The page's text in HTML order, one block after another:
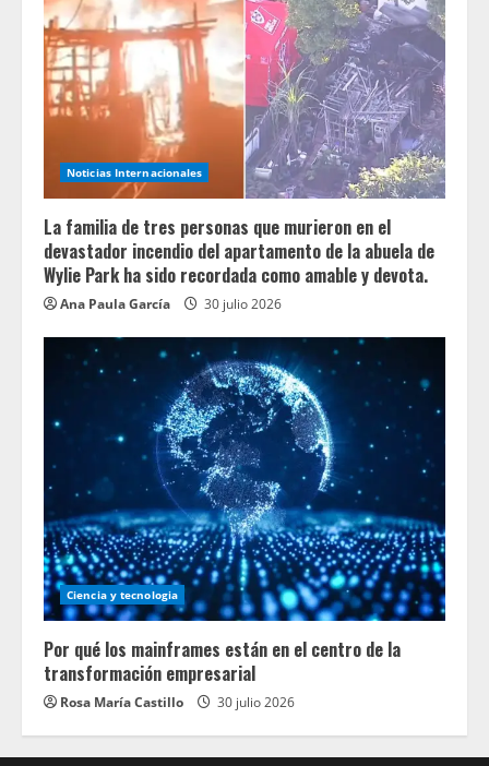
Noticias Internacionales
La familia de tres personas que murieron en el
devastador incendio del apartamento de la abuela de
Wylie Park ha sido recordada como amable y devota.
Ana Paula García 30 julio 2026
Ciencia y tecnologia
Por qué los mainframes están en el centro de la
transformación empresarial
Rosa María Castillo 30 julio 2026